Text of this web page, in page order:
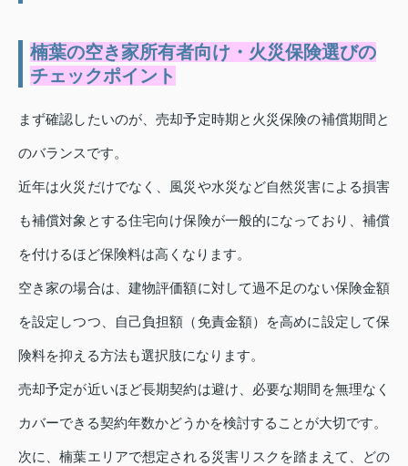
楠葉の空き家所有者向け・火災保険選びの
チェックポイント
まず確認したいのが、売却予定時期と火災保険の補償期間と
のバランスです。
近年は火災だけでなく、風災や水災など自然災害による損害
も補償対象とする住宅向け保険が一般的になっており、補償
を付けるほど保険料は高くなります。
空き家の場合は、建物評価額に対して過不足のない保険金額
を設定しつつ、自己負担額（免責金額）を高めに設定して保
険料を抑える方法も選択肢になります。
売却予定が近いほど長期契約は避け、必要な期間を無理なく
カバーできる契約年数かどうかを検討することが大切です。
次に、楠葉エリアで想定される災害リスクを踏まえて、どの